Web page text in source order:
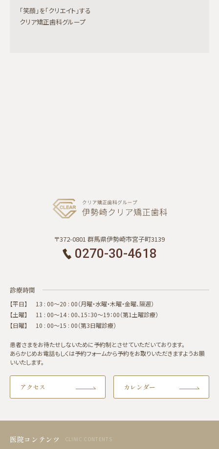
「笑顔」を「クリエイト」する
クリア矯正歯科グループ
〒372-0801 群馬県伊勢崎市宮子町3139
0270-30-4618
診療時間
【平日】
13 : 00～20 : 00（月曜・水曜・木曜・金曜、隔週）
【土曜】
11 : 00～14 : 00、15：30～19：00（第1土曜診療）
【日曜】
10 : 00～15 : 00（第3日曜診療）
患者さまをお待たせしないために予約制とさせていただいております。
あらかじめお電話もしくは予約フォームから予約をお取りいただきますようお願
いいたします。
アクセス カレンダー
医院コンテンツ CLINIC CONTENTS